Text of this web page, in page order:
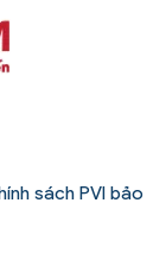
sách PVI bảo